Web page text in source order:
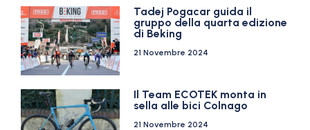
Tadej Pogacar guida il
gruppo della quarta edizione
di Beking
21 Novembre 2024
Il Team ECOTEK monta in
sella alle bici Colnago
21 Novembre 2024